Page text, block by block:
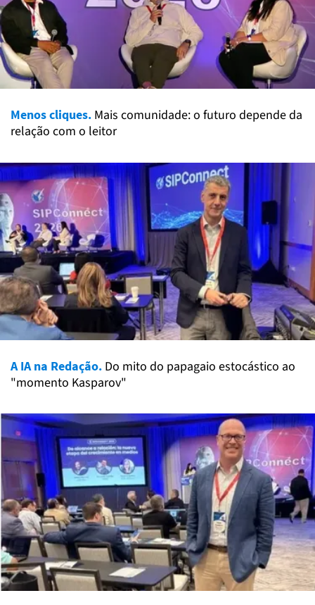
Menos cliques. Mais comunidade: o futuro depende da
relação com o leitor
A IA na Redação. Do mito do papagaio estocástico ao
"momento Kasparov"